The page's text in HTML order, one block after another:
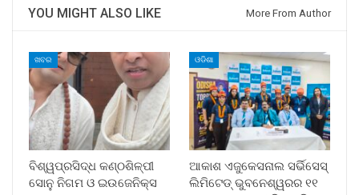
YOU MIGHT ALSO LIKE More From Author
ଖବର
ବିଶ୍ୱପ୍ରସିଦ୍ଧ କଣ୍ଠଶିଳ୍ପୀ
ସୋନୁ ନିଗମ ଓ ଇଉଜେନିକ୍ସ
ଓଡିଶା
ଆକାଶ ଏଜୁକେସନାଲ ସର୍ଭିସେସ୍
ଲିମିଟେଡ୍ ଭୁବନେଶ୍ୱରର ୧୧